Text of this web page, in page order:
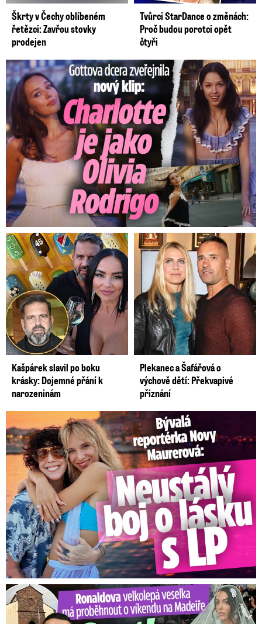
Škrty v Čechy oblíbeném
řetězci: Zavřou stovky
prodejen
Tvůrci StarDance o změnách:
Proč budou porotci opět
čtyři
Gottova dcera zveřejnila nový klip: Je jako Olivie Rodrigo!
Kašpárek slavil po boku
krásky: Dojemné přání k
narozeninám
Plekanec a Šafářová o
výchově dětí: Překvapivé
přiznání
Bývalá reportérka Novy Maurerová: Neustálý boj o lásku s ...
Ronaldova velkolepá veselka na Madeiře: Svatba plná zákazů!